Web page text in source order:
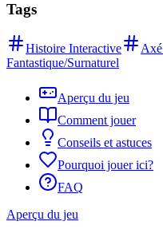
Tags
Histoire Interactive
Fantastique/Surnaturel
Aperçu du jeu
Comment jouer
Conseils et astuces
Pourquoi jouer ici?
FAQ
Aperçu du jeu